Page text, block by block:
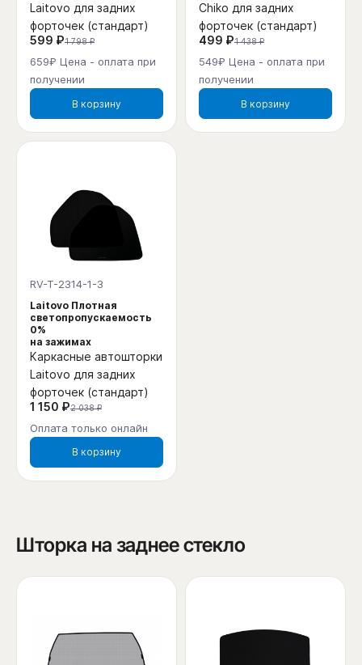
Laitovo для задних
форточек (стандарт)
599 ₽1 798 ₽
659₽ Цена - оплата при
получении
В корзину
Chiko для задних
форточек (стандарт)
499 ₽1 438 ₽
549₽ Цена - оплата при
получении
В корзину
RV-T-2314-1-3
Laitovo Плотная
светопропускаемость
0%
на зажимах
Каркасные автошторки
Laitovo для задних
форточек (стандарт)
1 150 ₽2 038 ₽
Оплата только онлайн
В корзину
Шторка на заднее стекло